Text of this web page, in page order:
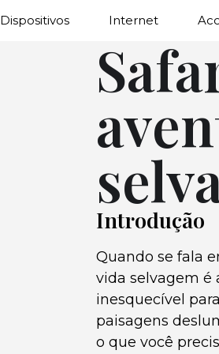
Dispositivos Internet
Introdução
Quando se fala
vida selvagem é
inesquecível
paisagens
o que você